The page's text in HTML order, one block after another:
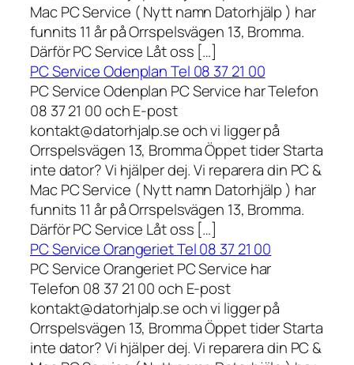
Mac PC Service ( Nytt namn Datorhjälp ) har
funnits 11 år på Orrspelsvägen 13, Bromma.
Därför PC Service Låt oss […]
PC Service Odenplan Tel 08 37 21 00
PC Service Odenplan PC Service har Telefon
08 37 21 00 och E-post
kontakt@datorhjalp.se och vi ligger på
Orrspelsvägen 13, Bromma Öppet tider Starta
inte dator? Vi hjälper dej. Vi reparera din PC &
Mac PC Service ( Nytt namn Datorhjälp ) har
funnits 11 år på Orrspelsvägen 13, Bromma.
Därför PC Service Låt oss […]
PC Service Orangeriet Tel 08 37 21 00
PC Service Orangeriet PC Service har
Telefon 08 37 21 00 och E-post
kontakt@datorhjalp.se och vi ligger på
Orrspelsvägen 13, Bromma Öppet tider Starta
inte dator? Vi hjälper dej. Vi reparera din PC &